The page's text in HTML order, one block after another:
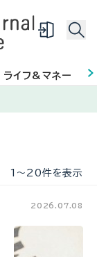
ライフ&マネー
1〜20件を表示
2026.07.08